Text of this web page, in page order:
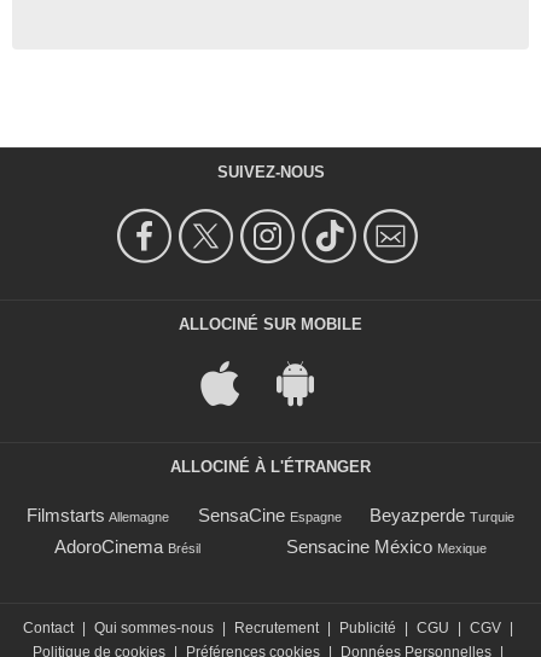
SUIVEZ-NOUS
ALLOCINÉ SUR MOBILE
ALLOCINÉ À L'ÉTRANGER
Filmstarts Allemagne SensaCine Espagne Beyazperde Turquie
AdoroCinema Brésil Sensacine México Mexique
Contact | Qui sommes-nous | Recrutement | Publicité | CGU | CGV |
Politique de cookies | Préférences cookies | Données Personnelles |